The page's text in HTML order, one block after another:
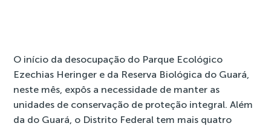
O início da desocupação do Parque Ecológico
Ezechias Heringer e da Reserva Biológica do Guará,
neste mês, expôs a necessidade de manter as
unidades de conservação de proteção integral. Além
da do Guará, o Distrito Federal tem mais quatro